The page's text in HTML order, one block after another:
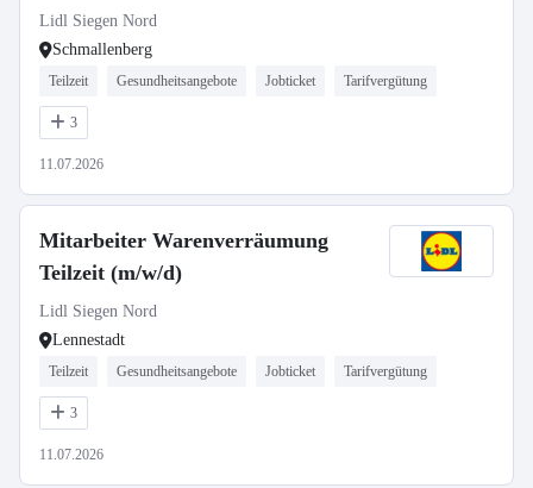
Lidl Siegen Nord
Schmallenberg
Teilzeit Gesundheitsangebote Jobticket Tarifvergütung
3
11.07.2026
Mitarbeiter Warenverräumung
Teilzeit (m/w/d)
Lidl Siegen Nord
Lennestadt
Teilzeit Gesundheitsangebote Jobticket Tarifvergütung
3
11.07.2026